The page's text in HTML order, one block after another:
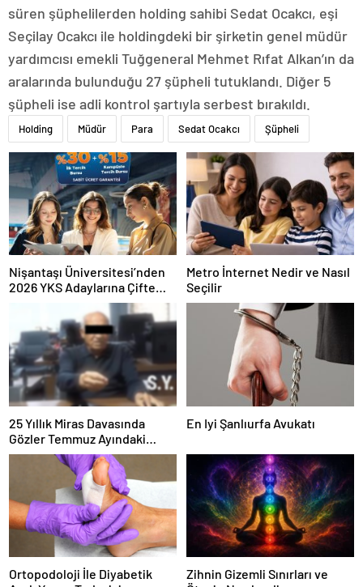
süren şüphelilerden holding sahibi Sedat Ocakcı, eşi
Seçilay Ocakcı ile holdingdeki bir şirketin genel müdür
yardımcısı emekli Tuğgeneral Mehmet Rıfat Alkan’ın da
aralarında bulunduğu 27 şüpheli tutuklandı. Diğer 5
şüpheli ise adli kontrol şartıyla serbest bırakıldı.
Holding Müdür Para Sedat Ocakcı Şüpheli
Nişantaşı Üniversitesi’nden
2026 YKS Adaylarına Çifte
Güvence: Sabit Ücret ve
Kesintisiz Burs
Metro İnternet Nedir ve Nasıl
Seçilir
25 Yıllık Miras Davasında
Gözler Temmuz Ayındaki
Karar Duruşmasına Çevrildi
En Iyi Şanlıurfa Avukatı
Ortopodoloji İle Diyabetik
Zihnin Gizemli Sınırları ve